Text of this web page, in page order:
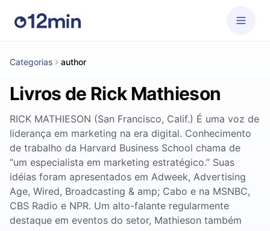
Categorias author
Livros de Rick Mathieson
RICK MATHIESON (San Francisco, Calif.) É uma voz de
liderança em marketing na era digital. Conhecimento
de trabalho da Harvard Business School chama de
“um especialista em marketing estratégico.” Suas
idéias foram apresentados em Adweek, Advertising
Age, Wired, Broadcasting & amp; Cabo e na MSNBC,
CBS Radio e NPR. Um alto-falante regularmente
destaque em eventos do setor, Mathieson também